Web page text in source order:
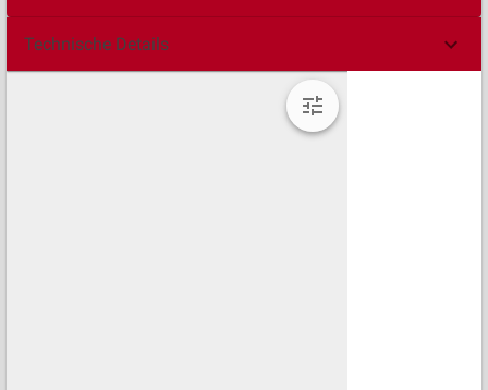
Technische Details